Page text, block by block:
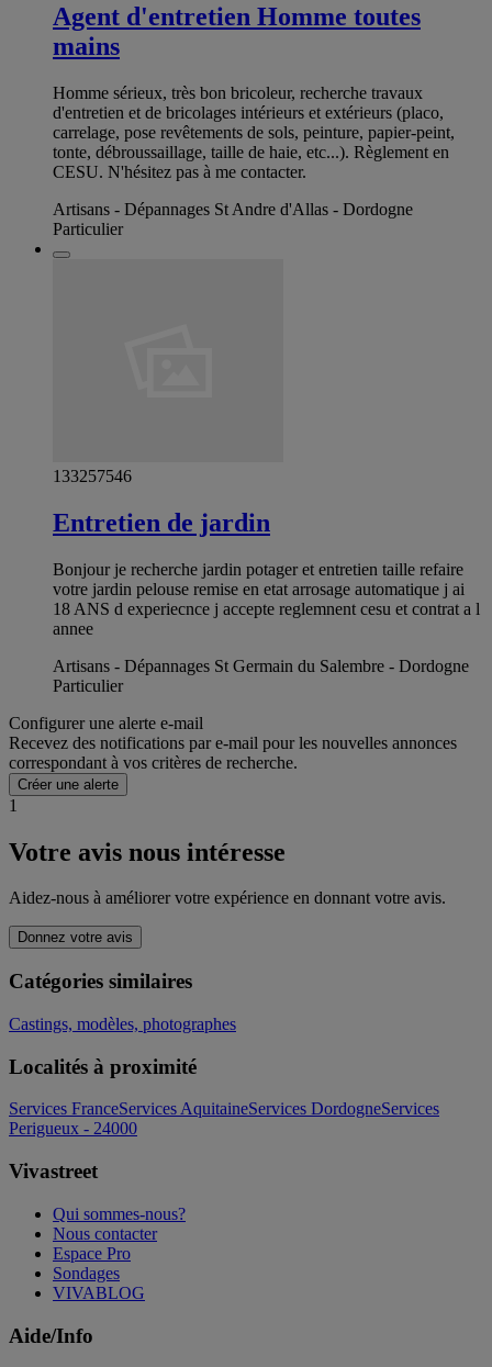
Agent d'entretien Homme toutes
mains
Homme sérieux, très bon bricoleur, recherche travaux
d'entretien et de bricolages intérieurs et extérieurs (placo,
carrelage, pose revêtements de sols, peinture, papier-peint,
tonte, débroussaillage, taille de haie, etc...). Règlement en
CESU. N'hésitez pas à me contacter.
Artisans - Dépannages St Andre d'Allas - Dordogne
Particulier
133257546
Entretien de jardin
Bonjour je recherche jardin potager et entretien taille refaire
votre jardin pelouse remise en etat arrosage automatique j ai
18 ANS d experiecnce j accepte reglemnent cesu et contrat a l
annee
Artisans - Dépannages St Germain du Salembre - Dordogne
Particulier
Configurer une alerte e-mail
Recevez des notifications par e-mail pour les nouvelles annonces
correspondant à vos critères de recherche.
Créer une alerte
1
Votre avis nous intéresse
Aidez-nous à améliorer votre expérience en donnant votre avis.
Donnez votre avis
Catégories similaires
Castings, modèles, photographes
Localités à proximité
Services FranceServices AquitaineServices DordogneServices
Perigueux - 24000
Vivastreet
Qui sommes-nous?
Nous contacter
Espace Pro
Sondages
VIVABLOG
Aide/Info